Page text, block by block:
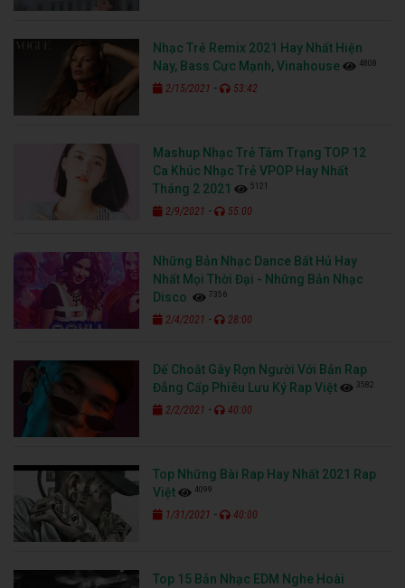
Nhạc Trẻ Remix 2021 Hay Nhất Hiện
Nay, Bass Cực Mạnh, Vinahouse
4808
2/15/2021 - 53:42
Mashup Nhạc Trẻ Tâm Trạng TOP 12
Ca Khúc Nhạc Trẻ VPOP Hay Nhất
Tháng 2 2021
5121
2/9/2021 - 55:00
Những Bản Nhạc Dance Bất Hủ Hay
Nhất Mọi Thời Đại - Những Bản Nhạc
Disco
7356
2/4/2021 - 28:00
Dế Choắt Gây Rợn Người Với Bản Rap
Đẳng Cấp Phiêu Lưu Ký Rap Việt
3582
2/2/2021 - 40:00
Top Những Bài Rap Hay Nhất 2021 Rap
Việt
4099
1/31/2021 - 40:00
Top 15 Bản Nhạc EDM Nghe Hoài